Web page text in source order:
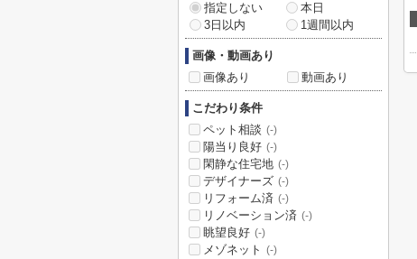
指定しない
本日
3日以内
1週間以内
画像・動画あり
画像あり
動画あり
こだわり条件
ペット相談 (-)
陽当り良好 (-)
閑静な住宅地 (-)
デザイナーズ (-)
リフォーム済 (-)
リノベーション済 (-)
眺望良好 (-)
メゾネット (-)